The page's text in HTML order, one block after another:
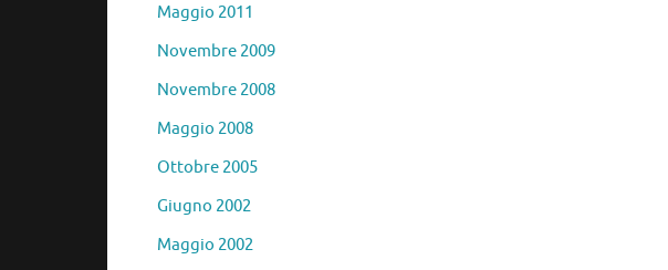
Maggio 2011
Novembre 2009
Novembre 2008
Maggio 2008
Ottobre 2005
Giugno 2002
Maggio 2002